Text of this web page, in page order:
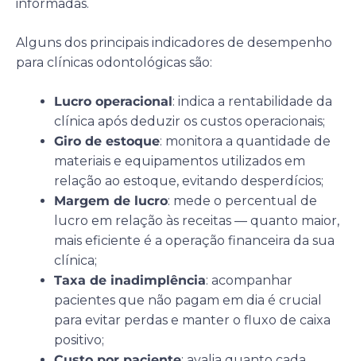
informadas.
Alguns dos principais indicadores de desempenho
para clínicas odontológicas são:
Lucro operacional: indica a rentabilidade da
clínica após deduzir os custos operacionais;
Giro de estoque: monitora a quantidade de
materiais e equipamentos utilizados em
relação ao estoque, evitando desperdícios;
Margem de lucro: mede o percentual de
lucro em relação às receitas — quanto maior,
mais eficiente é a operação financeira da sua
clínica;
Taxa de inadimplência: acompanhar
pacientes que não pagam em dia é crucial
para evitar perdas e manter o fluxo de caixa
positivo;